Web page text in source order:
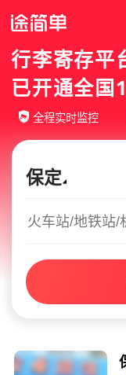
行李寄存平
已开通全国
全程实时监控
保定